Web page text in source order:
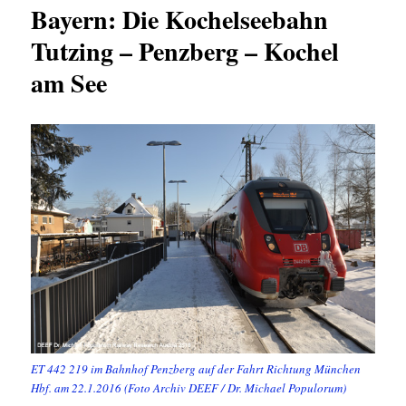
Bayern: Die Kochelseebahn
Tutzing – Penzberg – Kochel
am See
ET 442 219 im Bahnhof Penzberg auf der Fahrt Richtung München
Hbf. am 22.1.2016 (Foto Archiv DEEF / Dr. Michael Populorum)